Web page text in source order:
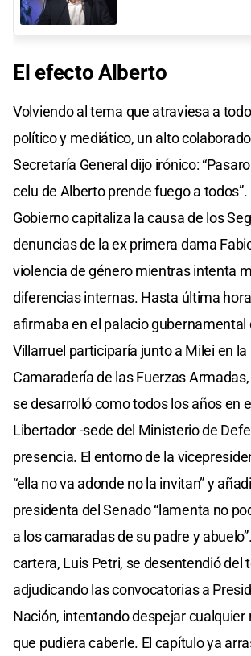
El efecto Alberto
Volviendo al tema que atraviesa a
político y mediático, un alto
Secretaría General dijo irónico:
celu de Alberto prende fuego a todos”.
Gobierno capitaliza la causa de los
denuncias de la ex primera dama
violencia de género mientras intenta
diferencias internas. Hasta última
afirmaba en el palacio gubernamental
Villarruel participaría junto a Milei en la
Camaradería de las Fuerzas
se desarrolló como todos los años en
Libertador -sede del Ministerio de
presencia. El entorno de la
“ella no va adonde no la invitan” y
presidenta del Senado “lamenta no
a los camaradas de su padre y
cartera, Luis Petri, se desentendió del
adjudicando las convocatorias a
Nación, intentando despejar cualquier
que pudiera caberle. El capítulo ya